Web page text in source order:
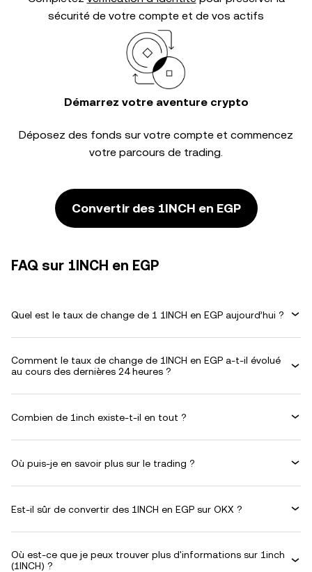
sécurité de votre compte et de vos actifs
Démarrez votre aventure crypto
Déposez des fonds sur votre compte et commencez
votre parcours de trading.
Convertir des 1INCH en EGP
FAQ sur 1INCH en EGP
Quel est le taux de change de 1 1INCH en EGP aujourd’hui ?
Comment le taux de change de 1INCH en EGP a-t-il évolué
au cours des dernières 24 heures ?
Combien de 1inch existe-t-il en tout ?
Où puis-je en savoir plus sur le trading ?
Est-il sûr de convertir des 1INCH en EGP sur OKX ?
Où est-ce que je peux trouver plus d'informations sur 1inch
(1INCH) ?